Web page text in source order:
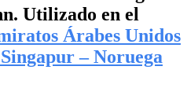
Utilizado en el
Árabes Unidos
– Noruega